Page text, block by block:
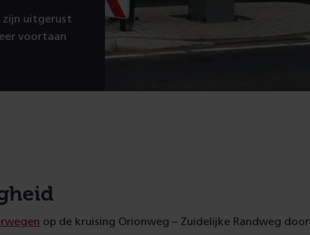
zijn uitgerust
voortaan
op de kruising Orionweg – Zuidelijke Randweg door